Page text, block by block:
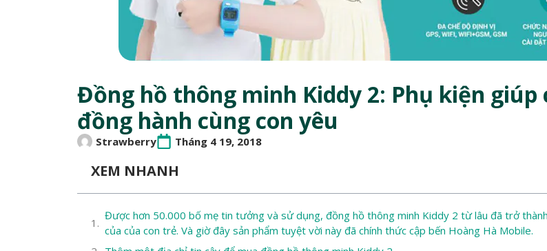
Đồng hồ thông minh Kiddy 2: Phụ kiện giúp
đồng hành cùng con yêu
Strawberry Tháng 4 19, 2018
XEM NHANH
Được hơn 50.000 bố mẹ tin tưởng và sử dụng, đồng hồ thông minh Kiddy 2 từ lâu đã trở
của của con trẻ. Và giờ đây sản phẩm tuyệt vời này đã chính thức cập bến Hoàng Hà Mobile.